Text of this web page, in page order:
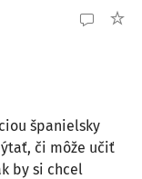
španielsky
či môže učiť
by si chcel